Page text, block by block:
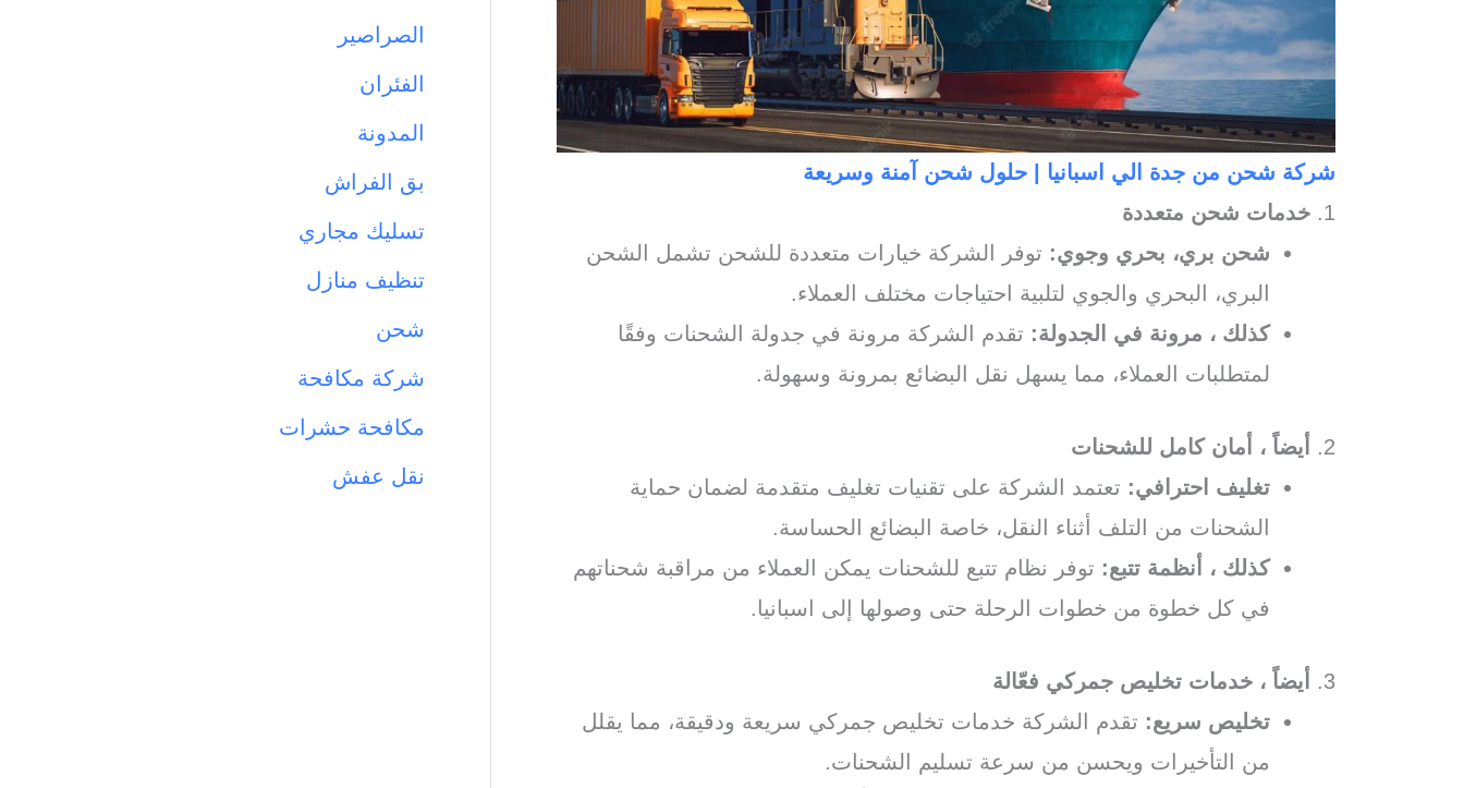
شركة شحن من جدة الي اسبانيا | حلول شحن آمنة وسريعة
1. خدمات شحن متعددة
شحن بري، بحري وجوي: توفر الشركة خيارات متعددة للشحن تشمل الشحن
البري، البحري والجوي لتلبية احتياجات مختلف العملاء.
كذلك ، مرونة في الجدولة: تقدم الشركة مرونة في جدولة الشحنات وفقًا
لمتطلبات العملاء، مما يسهل نقل البضائع بمرونة وسهولة.
2.
أيضاً ، أمان كامل للشحنات
تغليف احترافي: تعتمد الشركة على تقنيات تغليف متقدمة لضمان حماية
الشحنات من التلف أثناء النقل، خاصة البضائع الحساسة.
كذلك ، أنظمة تتبع: توفر نظام تتبع للشحنات يمكن العملاء من مراقبة شحناتهم
في كل خطوة من خطوات الرحلة حتى وصولها إلى اسبانيا.
3.
أيضاً ، خدمات تخليص جمركي فعّالة
تخليص سريع: تقدم الشركة خدمات تخليص جمركي سريعة ودقيقة، مما يقلل
من التأخيرات ويحسن من سرعة تسليم الشحنات.
الصراصير
الفئران
المدونة
بق الفراش
تسليك مجاري
تنظيف منازل
شحن
شركة مكافحة
مكافحة حشرات
نقل عفش